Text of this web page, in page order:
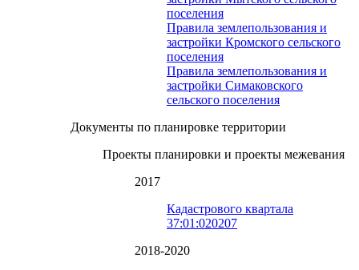
поселения
Правила землепользования и
застройки Кромского сельского
поселения
Правила землепользования и
застройки Симаковского
сельского поселения
Документы по планировке территории
Проекты планировки и проекты межевания
2017
Кадастрового квартала
37:01:020207
2018-2020